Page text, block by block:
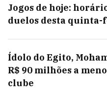
Jogos de hoje:
duelos desta quinta-
Ídolo do Egito,
R$ 90 milhões a
clube